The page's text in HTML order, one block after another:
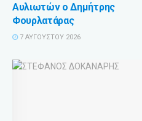
Αυλιωτών ο Δημήτρης
Φουρλατάρας
7 ΑΥΓΟΎΣΤΟΥ 2026